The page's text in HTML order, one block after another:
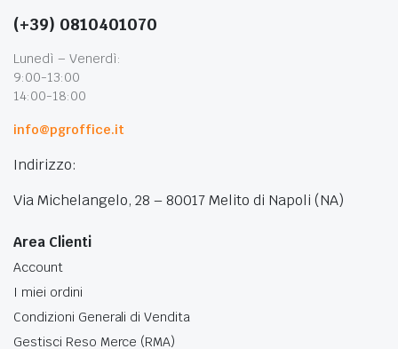
(+39) 0810401070
Lunedì – Venerdì:
9:00-13:00
14:00-18:00
info@pgroffice.it
Indirizzo:
Via Michelangelo, 28 – 80017 Melito di Napoli (NA)
Area Clienti
Account
I miei ordini
Condizioni Generali di Vendita
Gestisci Reso Merce (RMA)